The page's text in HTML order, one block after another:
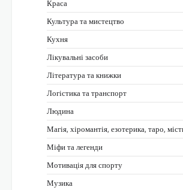
Краса
Культура та мистецтво
Кухня
Лікувальні засоби
Література та книжки
Логістика та транспорт
Людина
Магія, хіромантія, езотерика, таро,
Міфи та легенди
Мотивація для спорту
Музика